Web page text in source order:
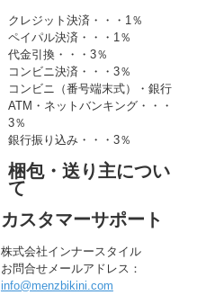
クレジット決済・・・1％
ペイパル決済・・・1％
代金引換・・・3％
コンビニ決済・・・3％
コンビニ（番号端末式）・銀行
ATM・ネットバンキング・・・
3％
銀行振り込み・・・3％
梱包・送り主につい
て
カスタマーサポート
株式会社インナースタイル
お問合せメールアドレス：
info@menzbikini.com